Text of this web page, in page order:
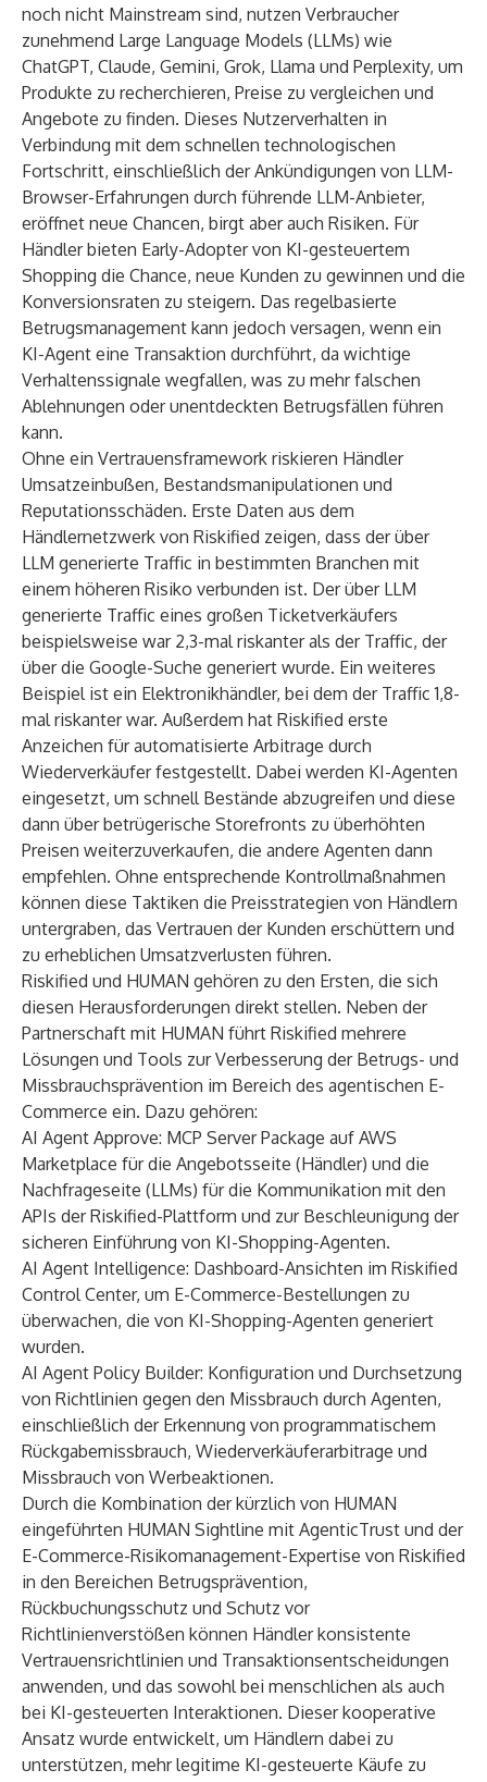
noch nicht Mainstream sind, nutzen Verbraucher
zunehmend Large Language Models (LLMs) wie
ChatGPT, Claude, Gemini, Grok, Llama und Perplexity, um
Produkte zu recherchieren, Preise zu vergleichen und
Angebote zu finden. Dieses Nutzerverhalten in
Verbindung mit dem schnellen technologischen
Fortschritt, einschließlich der Ankündigungen von LLM-
Browser-Erfahrungen durch führende LLM-Anbieter,
eröffnet neue Chancen, birgt aber auch Risiken. Für
Händler bieten Early-Adopter von KI-gesteuertem
Shopping die Chance, neue Kunden zu gewinnen und die
Konversionsraten zu steigern. Das regelbasierte
Betrugsmanagement kann jedoch versagen, wenn ein
KI-Agent eine Transaktion durchführt, da wichtige
Verhaltenssignale wegfallen, was zu mehr falschen
Ablehnungen oder unentdeckten Betrugsfällen führen
kann.
Ohne ein Vertrauensframework riskieren Händler
Umsatzeinbußen, Bestandsmanipulationen und
Reputationsschäden. Erste Daten aus dem
Händlernetzwerk von Riskified zeigen, dass der über
LLM generierte Traffic in bestimmten Branchen mit
einem höheren Risiko verbunden ist. Der über LLM
generierte Traffic eines großen Ticketverkäufers
beispielsweise war 2,3-mal riskanter als der Traffic, der
über die Google-Suche generiert wurde. Ein weiteres
Beispiel ist ein Elektronikhändler, bei dem der Traffic 1,8-
mal riskanter war. Außerdem hat Riskified erste
Anzeichen für automatisierte Arbitrage durch
Wiederverkäufer festgestellt. Dabei werden KI-Agenten
eingesetzt, um schnell Bestände abzugreifen und diese
dann über betrügerische Storefronts zu überhöhten
Preisen weiterzuverkaufen, die andere Agenten dann
empfehlen. Ohne entsprechende Kontrollmaßnahmen
können diese Taktiken die Preisstrategien von Händlern
untergraben, das Vertrauen der Kunden erschüttern und
zu erheblichen Umsatzverlusten führen.
Riskified und HUMAN gehören zu den Ersten, die sich
diesen Herausforderungen direkt stellen. Neben der
Partnerschaft mit HUMAN führt Riskified mehrere
Lösungen und Tools zur Verbesserung der Betrugs- und
Missbrauchsprävention im Bereich des agentischen E-
Commerce ein. Dazu gehören:
AI Agent Approve: MCP Server Package auf AWS
Marketplace für die Angebotsseite (Händler) und die
Nachfrageseite (LLMs) für die Kommunikation mit den
APIs der Riskified-Plattform und zur Beschleunigung der
sicheren Einführung von KI-Shopping-Agenten.
AI Agent Intelligence: Dashboard-Ansichten im Riskified
Control Center, um E-Commerce-Bestellungen zu
überwachen, die von KI-Shopping-Agenten generiert
wurden.
AI Agent Policy Builder: Konfiguration und Durchsetzung
von Richtlinien gegen den Missbrauch durch Agenten,
einschließlich der Erkennung von programmatischem
Rückgabemissbrauch, Wiederverkäuferarbitrage und
Missbrauch von Werbeaktionen.
Durch die Kombination der kürzlich von HUMAN
eingeführten HUMAN Sightline mit AgenticTrust und der
E-Commerce-Risikomanagement-Expertise von Riskified
in den Bereichen Betrugsprävention,
Rückbuchungsschutz und Schutz vor
Richtlinienverstößen können Händler konsistente
Vertrauensrichtlinien und Transaktionsentscheidungen
anwenden, und das sowohl bei menschlichen als auch
bei KI-gesteuerten Interaktionen. Dieser kooperative
Ansatz wurde entwickelt, um Händlern dabei zu
unterstützen, mehr legitime KI-gesteuerte Käufe zu